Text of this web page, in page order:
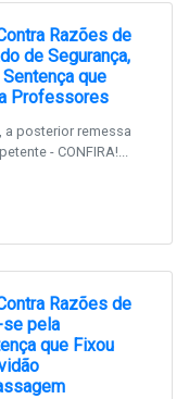
Razões de
de Segurança,
que
Professores
a posterior remessa
- CONFIRA!...
Razões de
se pela
que Fixou